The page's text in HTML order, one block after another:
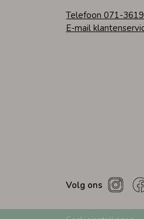
Telefoon 071-
E-mail
Volg ons